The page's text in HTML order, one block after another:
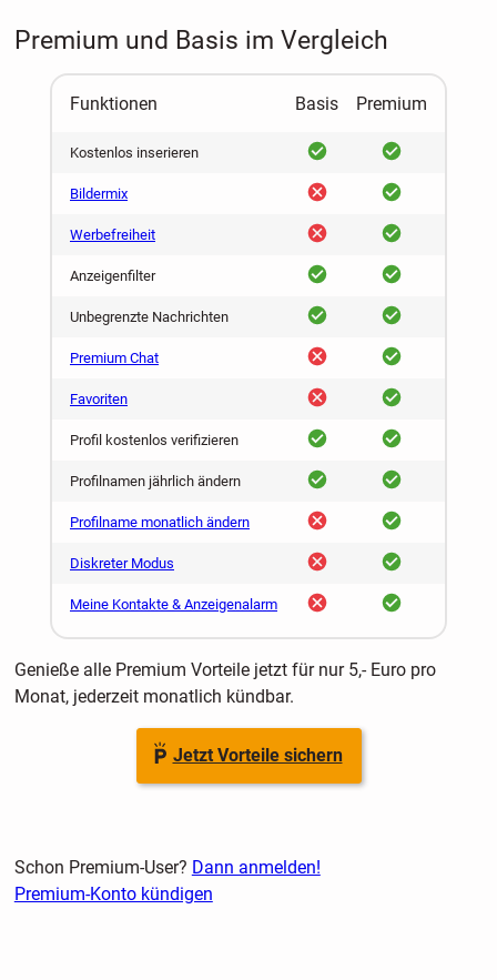
Premium und Basis im Vergleich
Funktionen Basis Premium
Kostenlos inserieren ja ja
Bildermix nein ja
Werbefreiheit nein ja
Anzeigenfilter ja ja
Unbegrenzte Nachrichten ja ja
Premium Chat nein ja
Favoriten nein ja
Profil kostenlos verifizieren ja ja
Profilnamen jährlich ändern ja ja
Profilname monatlich ändern nein ja
Diskreter Modus nein ja
Meine Kontakte & Anzeigenalarm nein ja
Genieße alle Premium Vorteile jetzt für nur 5,- Euro pro
Monat, jederzeit monatlich kündbar.
Jetzt Vorteile sichern
Schon Premium-User? Dann anmelden!
Premium-Konto kündigen